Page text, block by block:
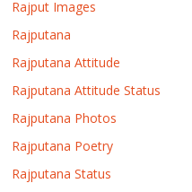
Rajput Images
Rajputana
Rajputana Attitude
Rajputana Attitude Status
Rajputana Photos
Rajputana Poetry
Rajputana Status